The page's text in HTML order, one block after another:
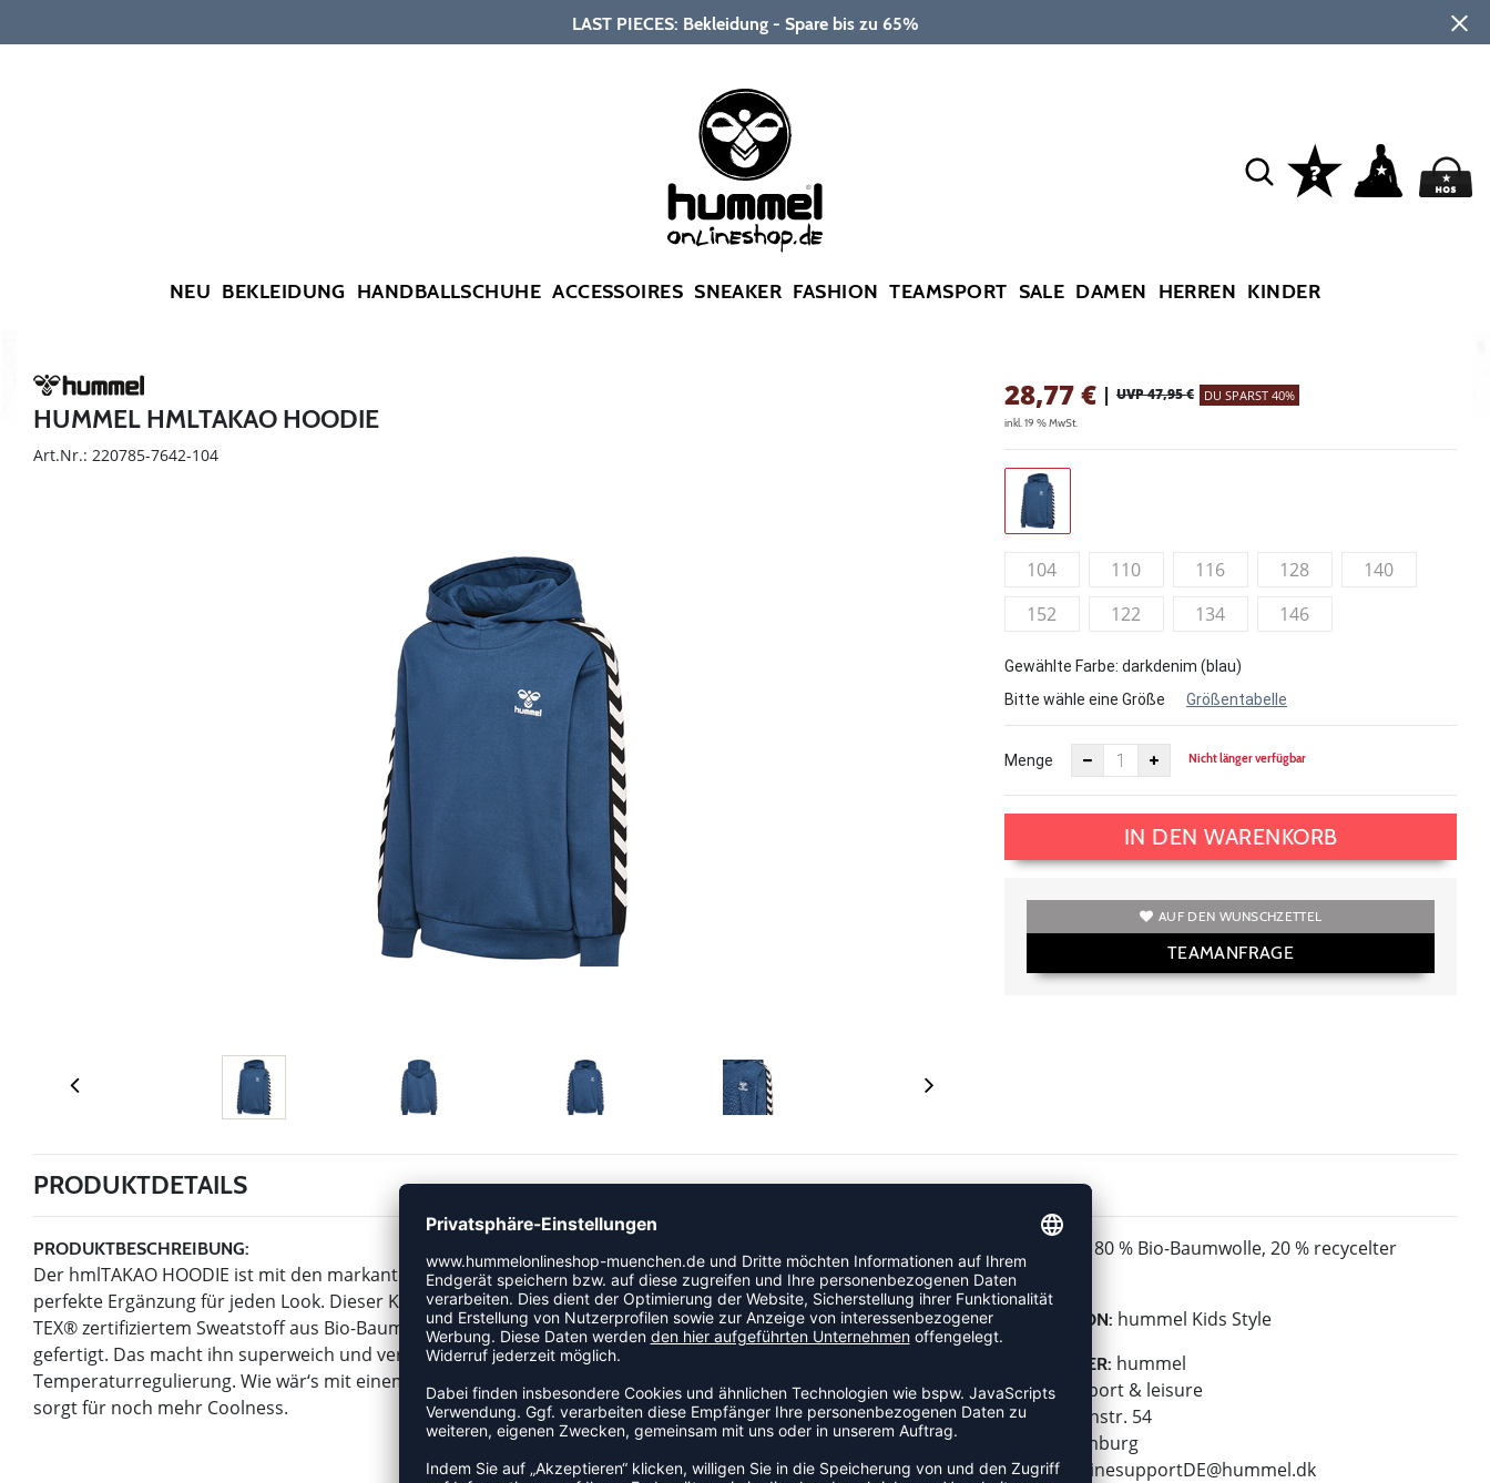
LAST PIECES: Bekleidung - Spare bis zu 65%
NEU BEKLEIDUNG HANDBALLSCHUHE ACCESSOIRES SNEAKER FASHION TEAMSPORT SALE DAMEN HERREN KINDER
HUMMEL HMLTAKAO HOODIE
Art.Nr.: 220785-7642-104
28,77€ | UVP 47,95 € DU SPARST 40%
inkl. 19 % MwSt.
104 110 116 128
140
152
122 134 146
Gewählte Farbe: darkdenim (blau)
Bitte wähle eine Größe
Größentabelle
Menge Nicht länger verfügbar
IN DEN WARENKORB
AUF DEN WUNSCHZETTEL
TEAMANFRAGE
PRODUKTDETAILS
PRODUKTBESCHREIBUNG:
Der hmlTAKAO HOODIE ist mit den markanten und charakteristischen Winkeln an den Ärmeln versehen und die
perfekte Ergänzung für jeden Look. Dieser Kapuzenpullover von hummel ist aus nach STANDARD 100 by OEKO
TEX® zertifiziertem Sweatstoff aus Bio-Baumwolle und Recyclingmaterial mit einer angerauten Stoffinnenseite
gefertigt. Das macht ihn superweich und verleiht ihm hervorragendes Feuchtigkeitsmanagement und optimale
Temperaturregulierung. Wie wär‘s mit einem kompletten Outfit? Die Kombination mit der passenden Hose
sorgt für noch mehr Coolness.
80 % Bio-Baumwolle, 20 % recycelter
Polyester
KOLLEKTION: hummel Kids Style
HERSTELLER: hummel
hummel sport & leisure
Leverkusenstr. 54
22761 Hamburg
E-Mail:
onlinesupportDE@hummel.dk